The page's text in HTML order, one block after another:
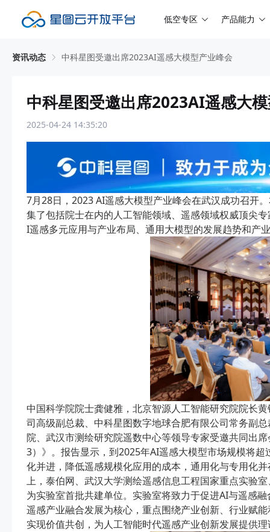
低空专区 产品能力
资讯动态 中科星图受邀出席2023AI遥感大模型产业峰会
中科星图受邀出席2023AI遥感大
2025-04-24 14:35:20
7月28日，2023 AI遥感大模型产业峰会在武汉成功召开
集了包括院士在内的人工智能领域、遥感领域权威顶尖
I遥感多元应用与产业布局、通用大模型的发展趋势和产
中国科学院院士龚健雅，北京智源人工智能研究院院长
司高级副总裁、中科星图数字地球合肥有限公司常务副
院、武汉市测绘研究院遥数中心等领导专家受邀共同出
3）》。报告显示，到2025年AI遥感大模型市场规模将
化并进，降低遥感规模化应用的成本，通用化与专用化
上，泰伯网、武汉大学测绘遥感信息工程国家重点实验
为实验室首批共建单位。实验室将致力于促进AI与遥感
遥感产业融合发展为核心，重点围绕产业创新、行业赋
实现价值共创，为人工智能时代遥感产业创新发展提供